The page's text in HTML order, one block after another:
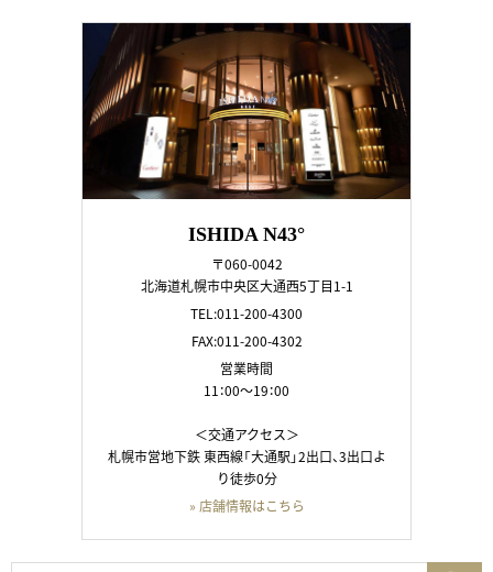
ISHIDA N43°
〒060-0042
北海道札幌市中央区大通西5丁目1-1
TEL:011-200-4300
FAX:011-200-4302
営業時間
11：00～19：00
＜交通アクセス＞
札幌市営地下鉄 東西線「大通駅」2出口、3出口よ
り徒歩0分
» 店舗情報はこちら